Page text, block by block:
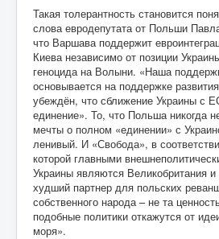
Такая толерантность становится
слова евродепутата от Польши
что Варшава поддержит
Киева независимо от позиции
геноцида на Волыни. «Наша
основывается на поддержке
убеждён, что сближение Украины с
единение». То, что Польша никогда
мечты о полном «единении» с
ленивый. И «Свобода», в
которой главными
Украины являются Великобритания
худший партнер для польских
собственного народа – не та
подобные политики откажутся от
моря».